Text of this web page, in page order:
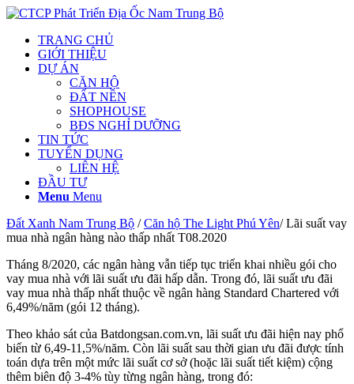
TRANG CHỦ
GIỚI THIỆU
DỰ ÁN
CĂN HỘ
ĐẤT NỀN
SHOPHOUSE
BĐS NGHỈ DƯỠNG
TIN TỨC
TUYỂN DỤNG
LIÊN HỆ
ĐẦU TƯ
Menu Menu
Đất Xanh Nam Trung Bộ /Căn hộ The Light Phú Yên/ Lãi suất vay
mua nhà ngân hàng nào thấp nhất T08.2020
Tháng 8/2020, các ngân hàng vẫn tiếp tục triển khai nhiều gói cho
vay mua nhà với lãi suất ưu đãi hấp dẫn. Trong đó, lãi suất ưu đãi
vay mua nhà thấp nhất thuộc về ngân hàng Standard Chartered với
6,49%/năm (gói 12 tháng).
Theo khảo sát của Batdongsan.com.vn, lãi suất ưu đãi hiện nay phổ
biến từ 6,49-11,5%/năm. Còn lãi suất sau thời gian ưu đãi được tính
toán dựa trên một mức lãi suất cơ sở (hoặc lãi suất tiết kiệm) cộng
thêm biên độ 3-4% tùy từng ngân hàng, trong đó: